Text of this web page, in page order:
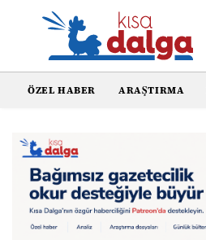
ÖZEL HABER ARAŞTIRMA